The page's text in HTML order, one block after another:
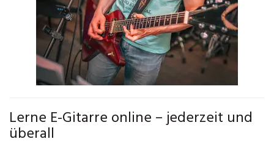
Lerne E-Gitarre online – jederzeit und
überall